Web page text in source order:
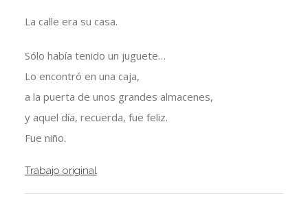
La calle era su casa.
Sólo había tenido un juguete…
Lo encontró en una caja,
a la puerta de unos grandes almacenes,
y aquel día, recuerda, fue feliz.
Fue niño.
Trabajo original